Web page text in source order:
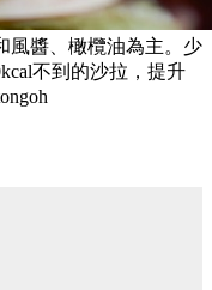
風醬、橄欖油為主。少
不到的沙拉，提升